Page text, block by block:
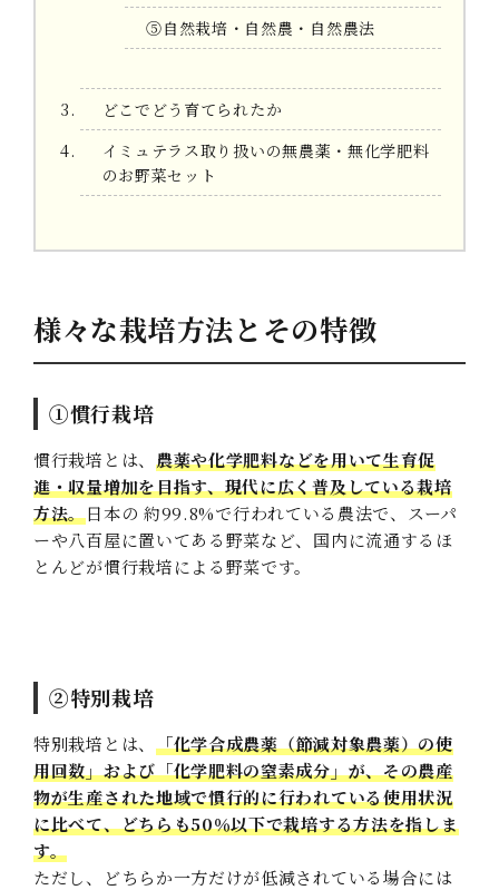
⑤自然栽培・自然農・自然農法
どこでどう育てられたか
イミュテラス取り扱いの無農薬・無化学肥料
のお野菜セット
様々な栽培方法とその特徴
①慣行栽培
慣行栽培とは、 農薬や化学肥料などを用いて生育促
進・収量増加を目指す、現代に広く普及している栽培
方法。日本の 約99.8%で行われている農法で、スーパ
ーや八百屋に置いてある野菜など、国内に流通するほ
とんどが慣行栽培による野菜です。
②特別栽培
特別栽培とは、 「化学合成農薬（節減対象農薬）の使
用回数」および「化学肥料の窒素成分」が、その農産
物が生産された地域で慣行的に行われている使用状況
に比べて、どちらも50％以下で栽培する方法を指しま
す。
ただし、どちらか一方だけが低減されている場合には